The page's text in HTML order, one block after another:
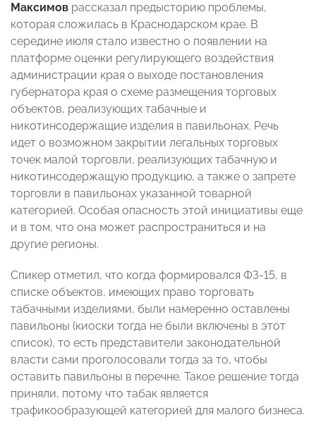
Максимов рассказал предысторию проблемы,
которая сложилась в Краснодарском крае. В
середине июля стало известно о появлении на
платформе оценки регулирующего воздействия
администрации края о выходе постановления
губернатора края о схеме размещения торговых
объектов, реализующих табачные и
никотинсодержащие изделия в павильонах. Речь
идет о возможном закрытии легальных торговых
точек малой торговли, реализующих табачную и
никотинсодержащую продукцию, а также о запрете
торговли в павильонах указанной товарной
категорией. Особая опасность этой инициативы еще
и в том, что она может распространиться и на
другие регионы.
Спикер отметил, что когда формировался ФЗ-15, в
списке объектов, имеющих право торговать
табачными изделиями, были намеренно оставлены
павильоны (киоски тогда не были включены в этот
список), то есть представители законодательной
власти сами проголосовали тогда за то, чтобы
оставить павильоны в перечне. Такое решение тогда
приняли, потому что табак является
трафикообразующей категорией для малого бизнеса.